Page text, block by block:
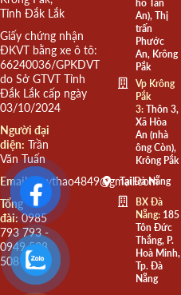
Tỉnh Đắk Lắk
Giấy chứng nhận
ĐKVT bằng xe ô tô:
66240036/GPKDVT
do Sở GTVT Tỉnh
Đắk Lắk cấp ngày
03/10/2024
Người đại
diện: Trần
Văn Tuấn
Email: quythao4849@gmail.com
Tổng
đài: 0985
793 793 -
0949 508
508
hồ Tân
An), Thị
trấn
Phước
An, Krông
Pắk
Vp Krông
Pắk
3:Thôn 3,
Xã Hòa
An (nhà
ông Còn),
Krông Pắk
Tại Đà Nẵng
BX Đà
Nẵng:185
Tôn Đức
Thắng, P.
Hoà Minh,
Tp. Đà
Nẵng